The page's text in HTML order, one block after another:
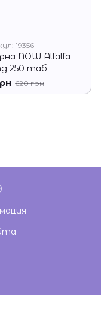
19356
NOW Alfalfa
250 таб
620 грн